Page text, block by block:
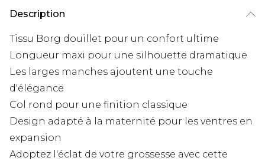
Description
Tissu Borg douillet pour un confort ultime
Longueur maxi pour une silhouette dramatique
Les larges manches ajoutent une touche
d'élégance
Col rond pour une finition classique
Design adapté à la maternité pour les ventres en
expansion
Adoptez l'éclat de votre grossesse avec cette